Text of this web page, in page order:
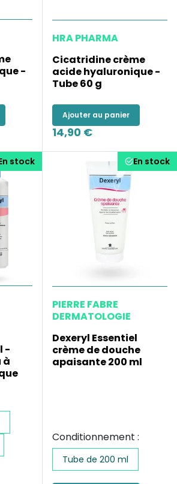
-
HRA PHARMA
Cicatridine crème
acide hyaluronique -
Tube 60 g
Ajouter au panier
14,90 €
stock
-
à
En stock
PIERRE FABRE
DERMATOLOGIE
Dexeryl Essentiel
crème de douche
apaisante 200 ml
Conditionnement :
Tube de 200 ml